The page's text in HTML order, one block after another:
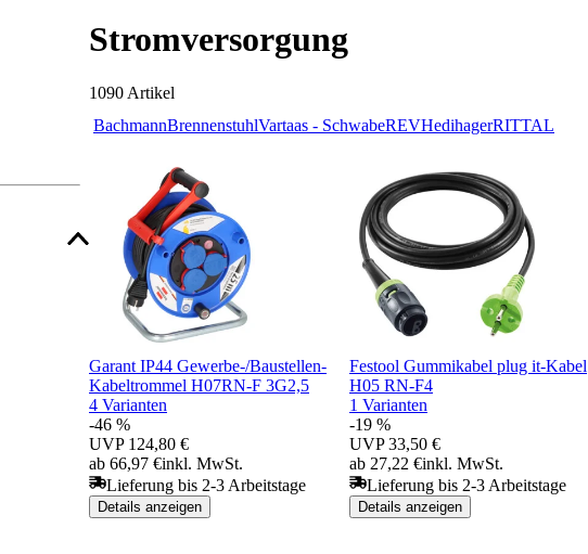
Stromversorgung
1090 Artikel
BachmannBrennenstuhlVartaas - SchwabeREVHedihagerRITTAL
Garant IP44 Gewerbe-/Baustellen-
Kabeltrommel H07RN-F 3G2,5
4 Varianten
-46 %
UVP 124,80 €
ab 66,97 €inkl. MwSt.
Lieferung bis 2-3 Arbeitstage
Details anzeigen
Festool Gummikabel plug it-Kabel
H05 RN-F4
1 Varianten
-19 %
UVP 33,50 €
ab 27,22 €inkl. MwSt.
Lieferung bis 2-3 Arbeitstage
Details anzeigen